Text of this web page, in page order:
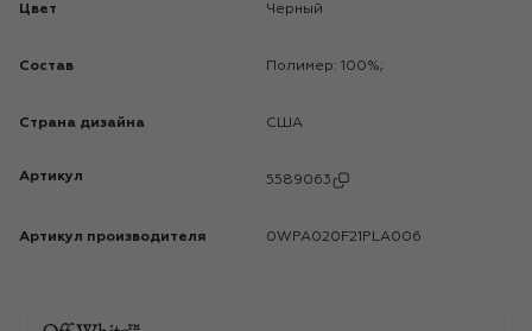
Цвет Черный
Состав Полимер: 100%;
Страна дизайна США
Артикул 5589063
Артикул производителя 0WPA020F21PLA006